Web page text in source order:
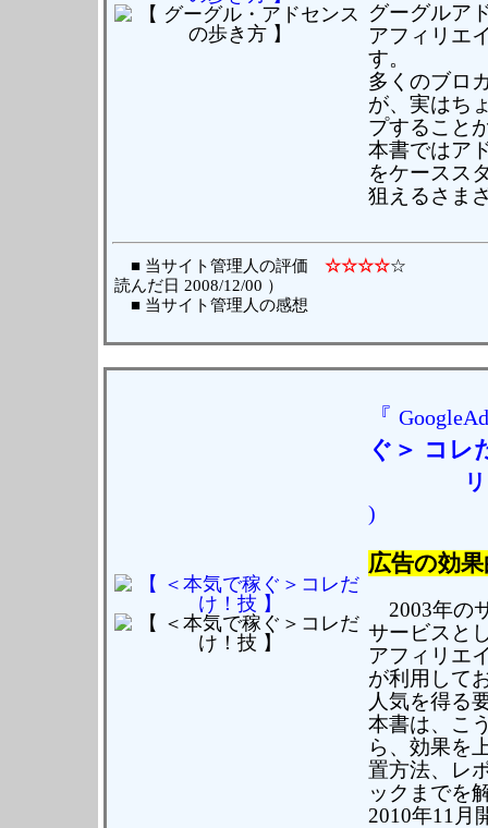
グーグルア
アフィリエ
す。
多くのブロ
が、実はち
プすること
本書ではア
をケースス
狙えるさま
■ 当サイト管理人の評価 ☆☆☆☆
読んだ日 2008/12/00 ）
■ 当サイト管理人の感想
『
ぐ＞ コレ
)
広告の効
2003年の
サービスと
アフィリエ
が利用して
人気を得る
本書は、こ
ら、効果を
置方法、レ
ックまでを
2010年11月